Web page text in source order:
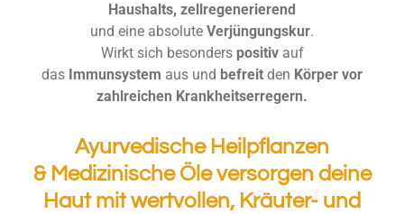
Haushalts, zellregenerierend
und eine absolute Verjüngungskur.
Wirkt sich besonders positiv auf
das Immunsystem aus und befreit den Körper vor
zahlreichen Krankheitserregern.
Ayurvedische Heilpflanzen
& Medizinische Öleversorgen deine
Haut mit wertvollen, Kräuter- und